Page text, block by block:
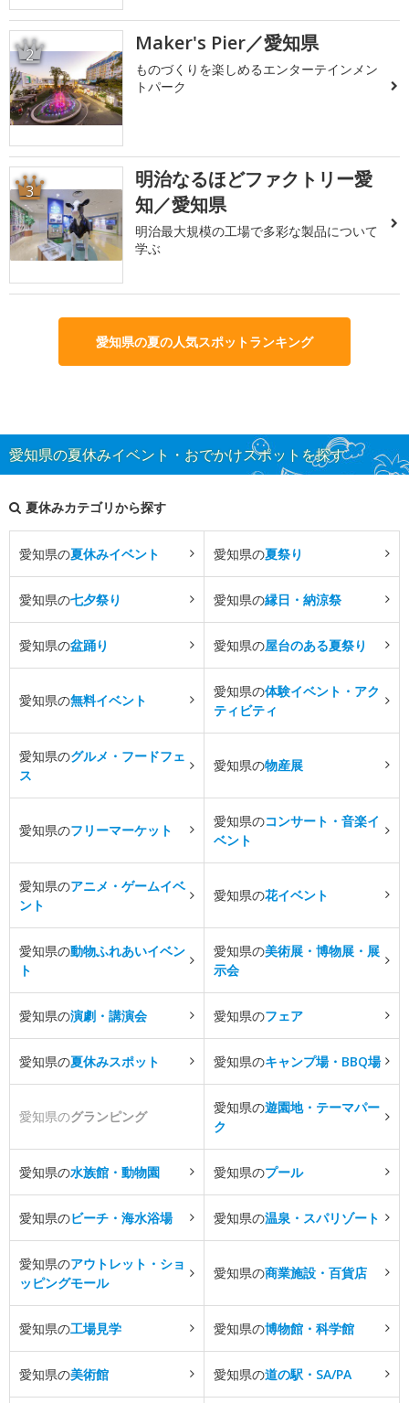
2 Maker's Pier／愛知県
ものづくりを楽しめるエンターテインメン
トパーク
3
明治なるほどファクトリー愛
知／愛知県
明治最大規模の工場で多彩な製品について
学ぶ
愛知県の夏の人気スポットランキング
愛知県の夏休みイベント・おでかけスポットを探す
夏休みカテゴリから探す
愛知県の夏休みイベント 愛知県の夏祭り
愛知県の七夕祭り 愛知県の縁日・納涼祭
愛知県の盆踊り 愛知県の屋台のある夏祭り
愛知県の無料イベント
愛知県の体験イベント・アク
ティビティ
愛知県のグルメ・フードフェ
ス
愛知県の物産展
愛知県のフリーマーケット
愛知県のコンサート・音楽イ
ベント
愛知県のアニメ・ゲームイベ
ント
愛知県の花イベント
愛知県の動物ふれあいイベン
ト
愛知県の美術展・博物展・展
示会
愛知県の演劇・講演会 愛知県のフェア
愛知県の夏休みスポット 愛知県のキャンプ場・BBQ場
愛知県のグランピング
愛知県の遊園地・テーマパー
ク
愛知県の水族館・動物園 愛知県のプール
愛知県のビーチ・海水浴場 愛知県の温泉・スパリゾート
愛知県のアウトレット・ショ
ッピングモール
愛知県の商業施設・百貨店
愛知県の工場見学 愛知県の博物館・科学館
愛知県の美術館 愛知県の道の駅・SA/PA